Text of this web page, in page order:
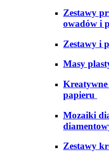
Zestawy
owadów i
Zestawy i
Masy
papieru
Mozaiki
Zestawy